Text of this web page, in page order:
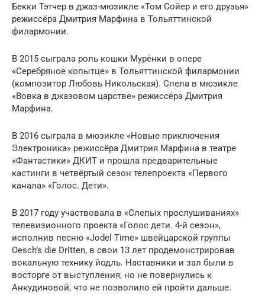
Бекки Тэтчер в джаз-мюзикле «Том Сойер и его друзья»
режиссёра Дмитрия Марфина в Тольяттинской
филармонии.
В 2015 сыграла роль кошки Мурёнки в опере
«Серебряное копытце» в Тольяттинской филармонии
(композитор Любовь Никольская). Спела в мюзикле
«Вовка в джазовом царстве» режиссёра Дмитрия
Марфина.
В 2016 сыграла в мюзикле «Новые приключения
Электроника» режиссёра Дмитрия Марфина в театре
«Фантастики» ДКИТ и прошла предварительные
кастинги в четвёртый сезон телепроекта «Первого
канала» «Голос. Дети».
В 2017 году участвовала в «Слепых прослушиваниях»
телевизионного проекта «Голос дети. 4-й сезон»,
исполнив песню «Jodel Time» швейцарской группы
Oesch’s die Dritten, в свои 13 лет продемонстрировав
вокальную технику йодль. Наставники и зал были в
восторге от выступления, но не повернулись к
Анкудиновой, что не позволило ей пройти дальше.